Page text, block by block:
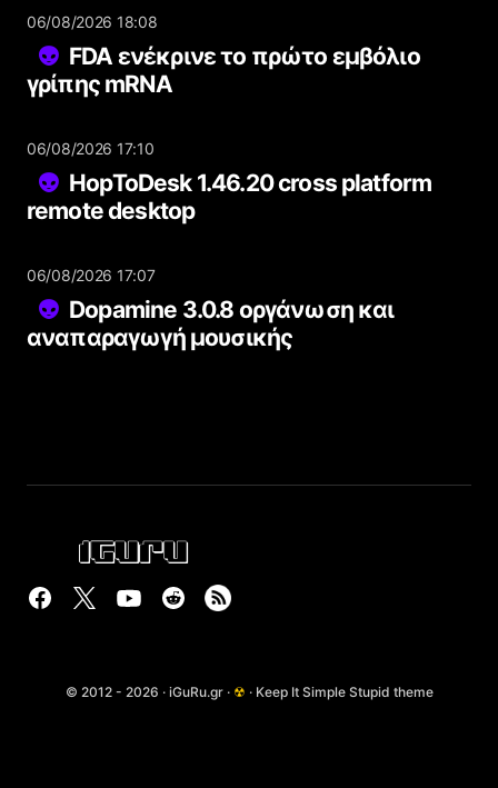
06/08/2026 18:08
FDA ενέκρινε το πρώτο εμβόλιο
γρίπης mRNA
06/08/2026 17:10
HopToDesk 1.46.20 cross platform
remote desktop
06/08/2026 17:07
Dopamine 3.0.8 οργάνωση και
αναπαραγωγή μουσικής
© 2012 - 2026 · iGuRu.gr · ☢ · Keep It Simple Stupid theme